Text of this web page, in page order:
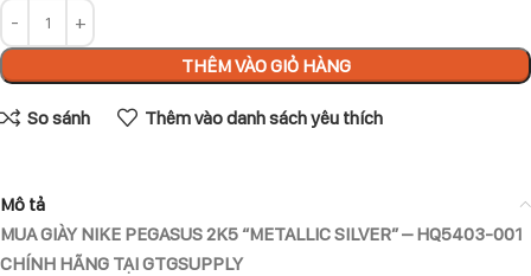
THÊM VÀO GIỎ HÀNG
So sánh Thêm vào danh sách yêu thích
Mô tả
MUA GIÀY NIKE PEGASUS 2K5 “METALLIC SILVER” – HQ5403-001
CHÍNH HÃNG TẠI GTGSUPPLY